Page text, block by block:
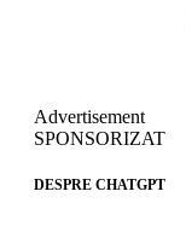
Advertisement
SPONSORIZAT
DESPRE CHATGPT